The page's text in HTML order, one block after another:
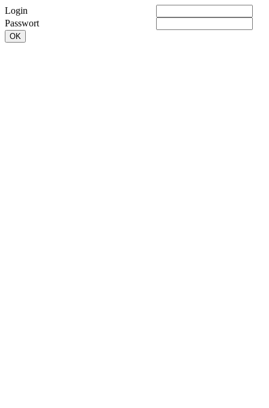
Login
Passwort